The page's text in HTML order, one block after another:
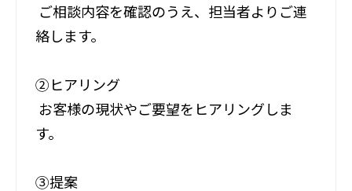
ご相談内容を確認のうえ、担当者よりご連
絡します。
②ヒアリング
お客様の現状やご要望をヒアリングしま
す。
③提案